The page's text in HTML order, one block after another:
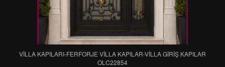
VİLLA KAPILARI-FERFORJE VİLLA KAPILAR-VİLLA GİRİŞ KAPILAR
OLC22854